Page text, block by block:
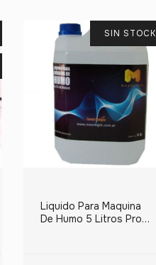
SIN STOCK
Liquido Para Maquina
De Humo 5 Litros Pro